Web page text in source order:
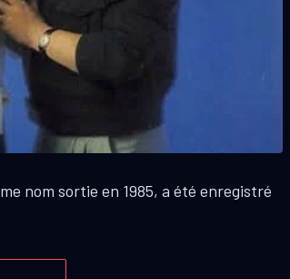
nom sortie en 1985, a été enregistré